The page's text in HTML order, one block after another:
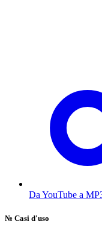
Da YouTube a
№ Casi d'uso